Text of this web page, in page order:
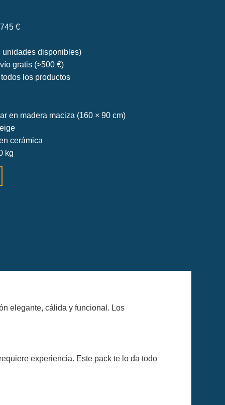
€
disponibles)
gratis (>500 €)
los productos
en madera maciza (160 × 90 cm)
cerámica
kg
elegante, cálida y funcional. Los
experiencia. Este pack te lo da todo